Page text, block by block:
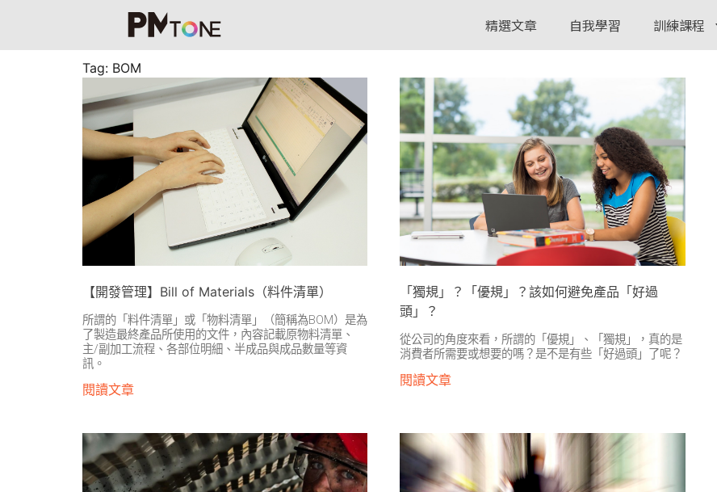
精選文章 自我學習 訓練課程
Tag: BOM
【開發管理】Bill of Materials（料件清單）
所謂的「料件清單」或「物料清單」（簡稱為BOM）是為
了製造最終產品所使用的文件，內容記載原物料清單、
主/副加工流程、各部位明細、半成品與成品數量等資
訊。
閱讀文章
「獨規」？「優規」？該如何避免產品「好過
頭」？
從公司的角度來看，所謂的「優規」、「獨規」，真的是
消費者所需要或想要的嗎？是不是有些「好過頭」了呢？
閱讀文章